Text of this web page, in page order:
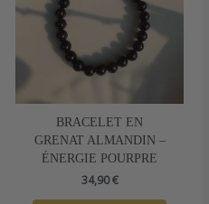
BRACELET EN
GRENAT ALMANDIN –
ÉNERGIE POURPRE
34,90€